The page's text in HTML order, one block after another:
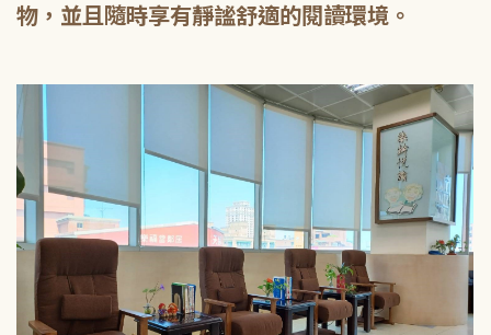
物，並且隨時享有靜謐舒適的閱讀環境。